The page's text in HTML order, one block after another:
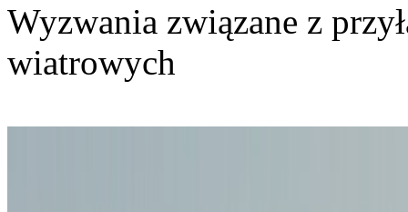
Wyzwania związane z
wiatrowych